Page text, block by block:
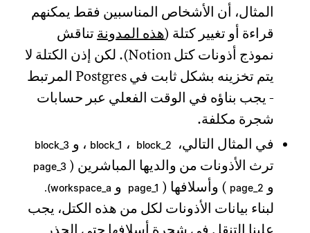
المثال، أن الأشخاص المناسبين فقط يمكنهم
قراءة أو تغيير كتلة (هذه المدونةتناقش
نموذج أذونات كتل Notion). لكن إذن الكتلة لا
يتم تخزينه بشكل ثابت في Postgres المرتبط
- يجب بناؤه في الوقت الفعلي عبر حسابات
شجرة مكلفة.
في المثال التالي،
block_1 ، block_2 ، و block_3
ترث الأذونات من والديها المباشرين ( page_3
page_2 ) وأسلافها ( page_1 و workspace_a).
لبناء بيانات الأذونات لكل من هذه الكتل، يجب